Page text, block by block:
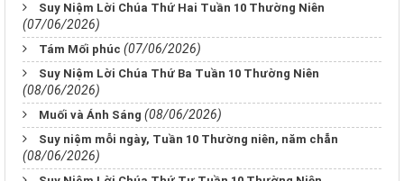
Suy Niệm Lời Chúa Thứ Hai Tuần 10 Thường Niên
(07/06/2026)
Tám Mối phúc (07/06/2026)
Suy Niệm Lời Chúa Thứ Ba Tuần 10 Thường Niên
(08/06/2026)
Muối và Ánh Sáng (08/06/2026)
Suy niệm mỗi ngày, Tuần 10 Thường niên, năm chẵn
(08/06/2026)